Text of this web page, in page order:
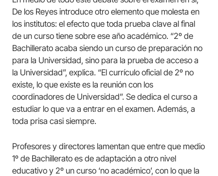
De los Reyes introduce otro elemento que molesta en
los institutos: el efecto que toda prueba clave al final
de un curso tiene sobre ese año académico. “2º de
Bachillerato acaba siendo un curso de preparación no
para la Universidad, sino para la prueba de acceso a
la Universidad”, explica. “El currículo oficial de 2º no
existe, lo que existe es la reunión con los
coordinadores de Universidad”. Se dedica el curso a
estudiar lo que va a entrar en el examen. Además, a
toda prisa casi siempre.
Profesores y directores lamentan que entre que medio
1º de Bachillerato es de adaptación a otro nivel
educativo y 2º un curso ‘no académico’, con lo que la